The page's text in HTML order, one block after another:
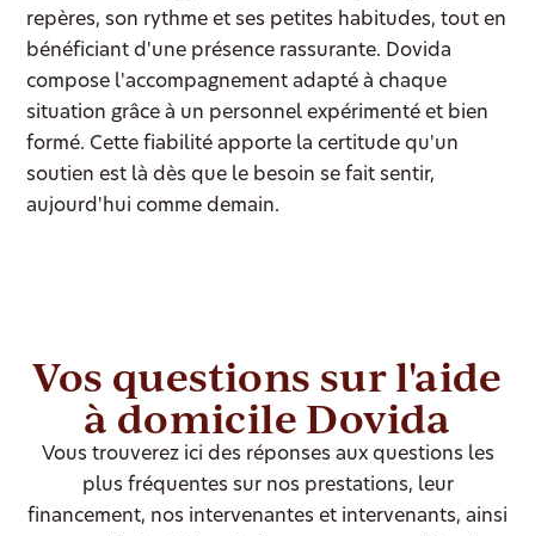
repères, son rythme et ses petites habitudes, tout en
bénéficiant d'une présence rassurante. Dovida
compose l'accompagnement adapté à chaque
situation grâce à un personnel expérimenté et bien
formé. Cette fiabilité apporte la certitude qu'un
soutien est là dès que le besoin se fait sentir,
aujourd'hui comme demain.
Vos questions sur l'aide
à domicile Dovida
Vous trouverez ici des réponses aux questions les
plus fréquentes sur nos prestations, leur
financement, nos intervenantes et intervenants, ainsi